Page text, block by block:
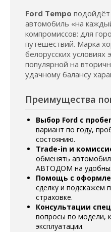
Ford Tempo
автомобиль «на
компромиссов: для
путешествий. Марка
белорусских условиях
популярной на
удачному балансу
Преимущества
Выбор Ford с
вариант по году,
состоянию.
Trade-in и
обменять
АВТОДОМ на
Помощь с
сделку и подскажем
страховке.
Консультации
вопросы по модели,
эксплуатации.